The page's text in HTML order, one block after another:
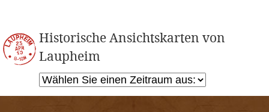
Historische Ansichtskarten von
Laupheim